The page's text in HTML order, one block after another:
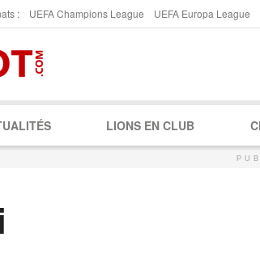
: UEFA Champions League UEFA Europa League
LIONS EN CLUB